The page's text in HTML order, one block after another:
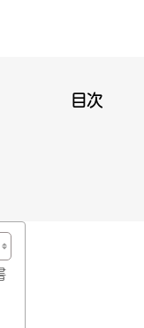
目次